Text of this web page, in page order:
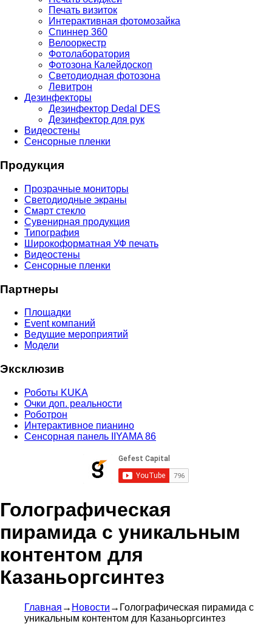
Печать визиток
Интерактивная фотомозайка
Спиннер 360
Велооркестр
Фотолаборатория
Фотозона Калейдоскоп
Светодиодная фотозона
Левитрон
Дезинфекторы
Дезинфектор Dedal DES
Дезинфектор для рук
Видеостены
Сенсорные пленки
Продукция
Прозрачные мониторы
Светодиодные экраны
Смарт стекло
Сувенирная продукция
Типография
Широкоформатная УФ печать
Видеостены
Сенсорные пленки
Партнеры
Площадки
Event компаний
Ведущие мероприятий
Модели
Эксклюзив
Роботы KUKA
Очки доп. реальности
Роботрон
Интерактивное пианино
Сенсорная панель IIYAMA 86
Голографическая
пирамида с уникальным
контентом для
Казаньоргсинтез
Главная → Новости → Голографическая пирамида с
уникальным контентом для Казаньоргсинтез